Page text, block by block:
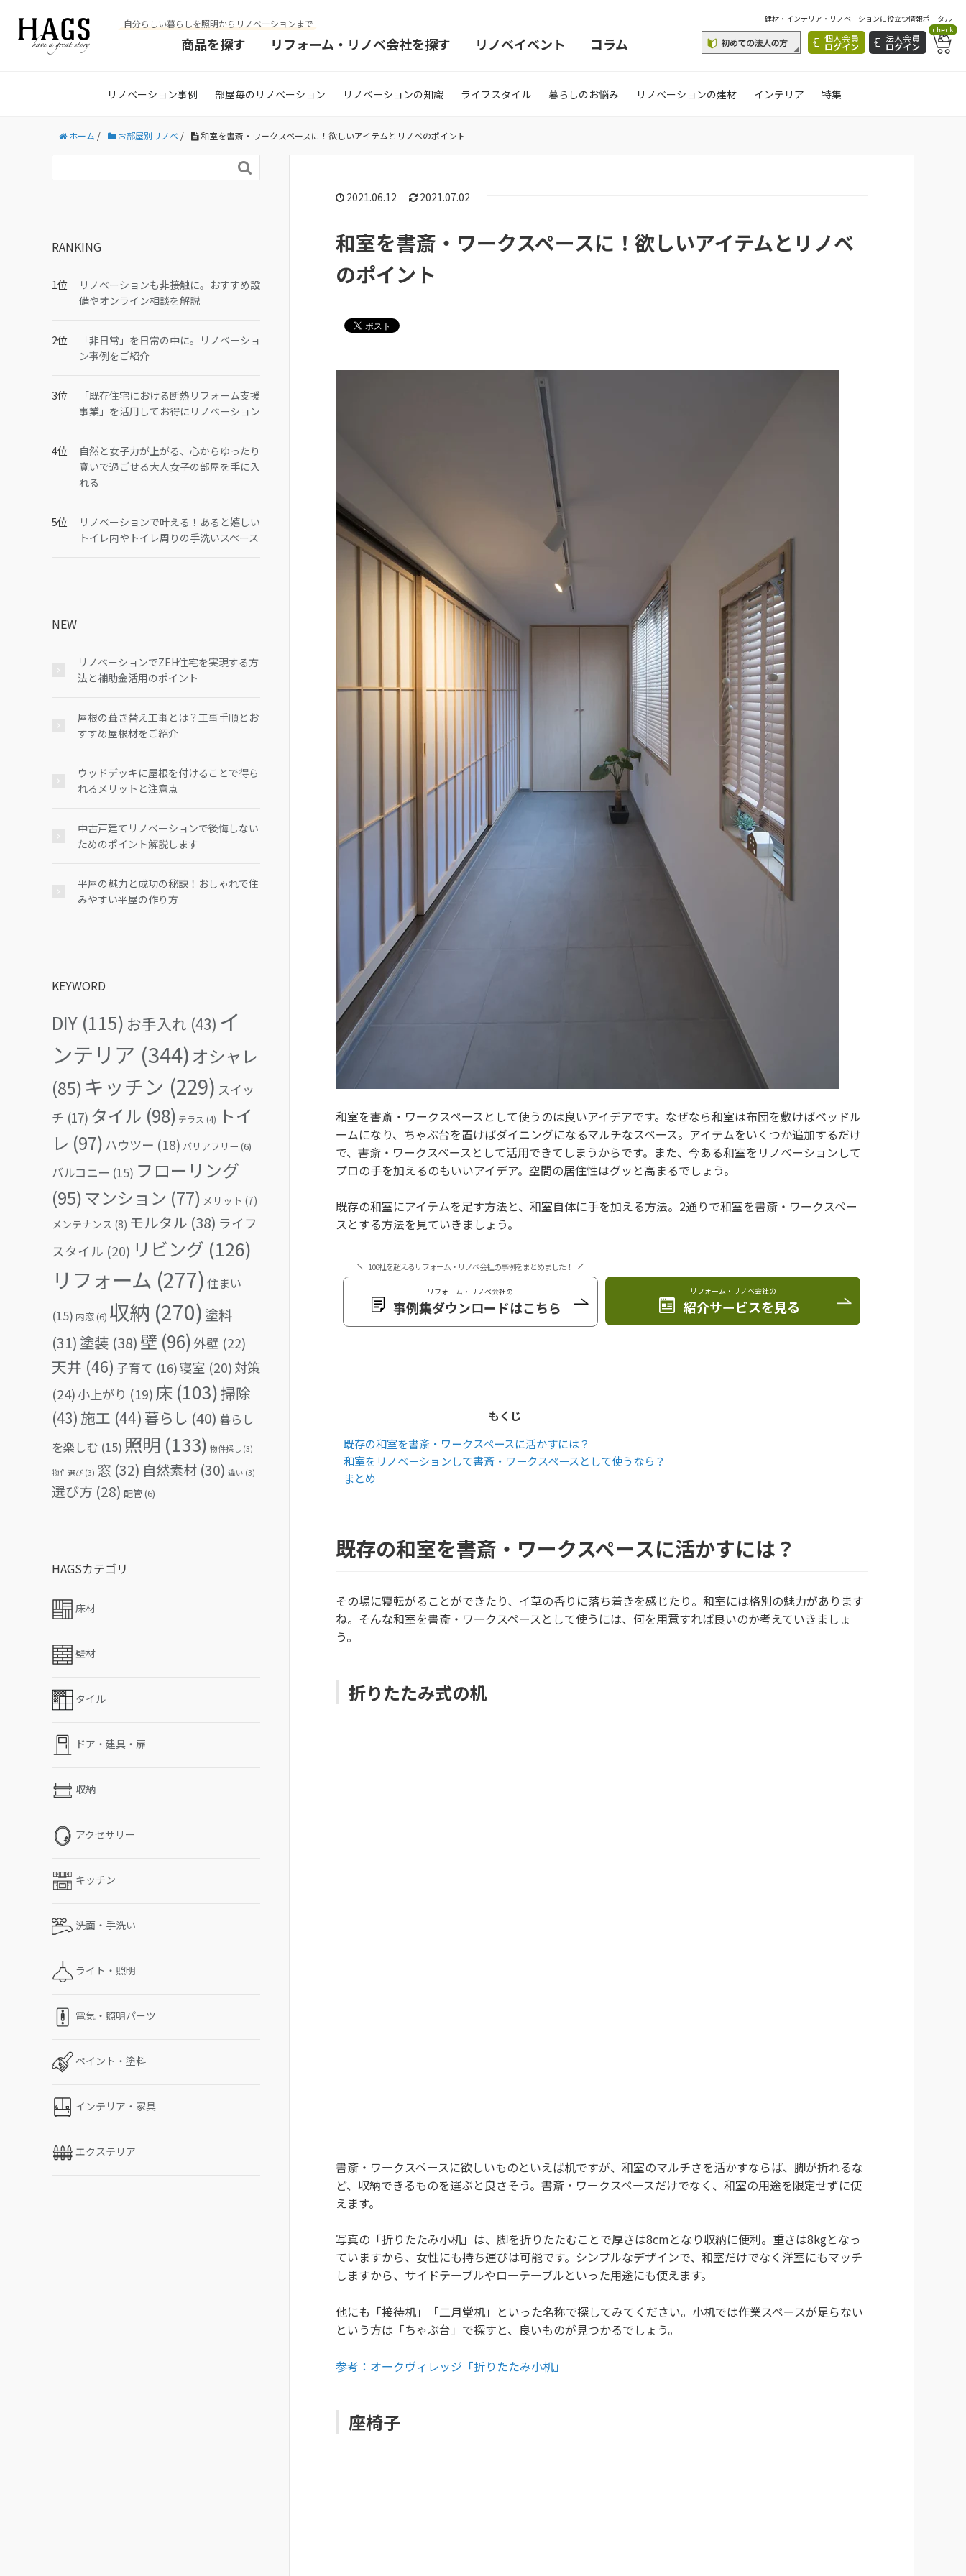
自分らしい暮らしを照明からリノベーションまで
商品を探す リフォーム・リノベ会社を探す リノベイベント コラム
建材・インテリア・リノベーションに役立つ情報ポータル
個人会員
ログイン
法人会員
ログイン
check
リノベーション事例 部屋毎のリノベーション リノベーションの知識 ライフスタイル 暮らしのお悩み リノベーションの建材 インテリア 特集
ホーム / お部屋別リノベ / 和室を書斎・ワークスペースに！欲しいアイテムとリノベのポイント
2021.06.12 2021.07.02
和室を書斎・ワークスペースに！欲しいアイテムとリノベ
のポイント
和室を書斎・ワークスペースとして使うのは良いアイデアです。なぜなら和室は布団を敷けばベッドル
ームになり、ちゃぶ台を置けばダイニングになるマルチなスペース。アイテムをいくつか追加するだけ
で、書斎・ワークスペースとして活用できてしまうからです。また、今ある和室をリノベーションして
プロの手を加えるのもいいアイデア。空間の居住性はグッと高まるでしょう。
既存の和室にアイテムを足す方法と、和室自体に手を加える方法。2通りで和室を書斎・ワークスペー
スとする方法を見ていきましょう。
100社を超えるリフォーム・リノベ会社の事例をまとめました！
リフォーム・リノベ会社の
事例集ダウンロードはこちら
リフォーム・リノベ会社の
紹介サービスを見る
もくじ
既存の和室を書斎・ワークスペースに活かすには？
和室をリノベーションして書斎・ワークスペースとして使うなら？
まとめ
既存の和室を書斎・ワークスペースに活かすには？
その場に寝転がることができたり、イ草の香りに落ち着きを感じたり。和室には格別の魅力があります
ね。そんな和室を書斎・ワークスペースとして使うには、何を用意すれば良いのか考えていきましょ
う。
折りたたみ式の机
書斎・ワークスペースに欲しいものといえば机ですが、和室のマルチさを活かすならば、脚が折れるな
ど、収納できるものを選ぶと良さそう。書斎・ワークスペースだけでなく、和室の用途を限定せずに使
えます。
写真の「折りたたみ小机」は、脚を折りたたむことで厚さは8cmとなり収納に便利。重さは8kgとなっ
ていますから、女性にも持ち運びは可能です。シンプルなデザインで、和室だけでなく洋室にもマッチ
しますから、サイドテーブルやローテーブルといった用途にも使えます。
他にも「接待机」「二月堂机」といった名称で探してみてください。小机では作業スペースが足らない
という方は「ちゃぶ台」で探すと、良いものが見つかるでしょう。
参考：オークヴィレッジ「折りたたみ小机」
座椅子

RANKING
リノベーションも非接触に。おすすめ設
備やオンライン相談を解説
「非日常」を日常の中に。リノベーショ
ン事例をご紹介
「既存住宅における断熱リフォーム支援
事業」を活用してお得にリノベーション
自然と女子力が上がる、心からゆったり
寛いで過ごせる大人女子の部屋を手に入
れる
リノベーションで叶える！あると嬉しい
トイレ内やトイレ周りの手洗いスペース
NEW
リノベーションでZEH住宅を実現する方
法と補助金活用のポイント
屋根の葺き替え工事とは？工事手順とお
すすめ屋根材をご紹介
ウッドデッキに屋根を付けることで得ら
れるメリットと注意点
中古戸建てリノベーションで後悔しない
ためのポイント解説します
平屋の魅力と成功の秘訣！おしゃれで住
みやすい平屋の作り方
KEYWORD
DIY (115) お手入れ (43) イ
ンテリア (344) オシャレ
(85) キッチン (229) スイッ
チ (17) タイル (98) テラス (4)
トイ
レ (97) ハウツー (18) バリアフリー (6)
バルコニー (15) フローリング
(95)マンション (77) メリット (7)
メンテナンス (8) モルタル (38) ライフ
スタイル (20) リビング (126)
リフォーム (277) 住まい
(15) 内窓(6) 収納 (270) 塗料
(31) 塗装 (38) 壁 (96)外壁 (22)
天井 (46) 子育て (16)寝室 (20) 対策
(24)小上がり (19) 床 (103)掃除
(43) 施工 (44) 暮らし (40) 暮らし
を楽しむ (15) 照明 (133) 物件探し (3)
物件選び (3) 窓 (32) 自然素材 (30) 違い (3)
選び方 (28) 配管(6)
HAGSカテゴリ
床材
壁材
タイル
ドア・建具・扉
収納
アクセサリー
キッチン
洗面・手洗い
ライト・照明
電気・照明パーツ
ペイント・塗料
インテリア・家具
エクステリア